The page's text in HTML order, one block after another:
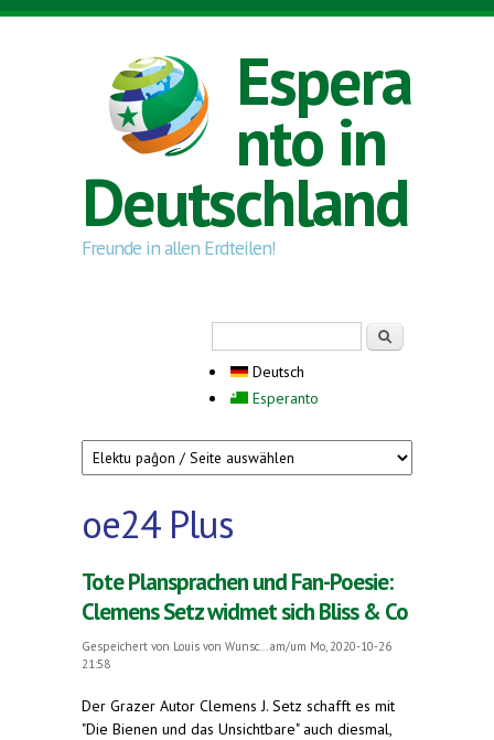
Direkt zum Inhalt
Espera
nto in
Deutschland
Freunde in allen Erdteilen!
Deutsch
Esperanto
oe24 Plus
Tote Plansprachen und Fan-Poesie:
Clemens Setz widmet sich Bliss & Co
Gespeichert von Louis von Wunsc...
am/um Mo, 2020-10-26
21:58
Der Grazer Autor Clemens J. Setz schafft es mit
"Die Bienen und das Unsichtbare" auch diesmal,